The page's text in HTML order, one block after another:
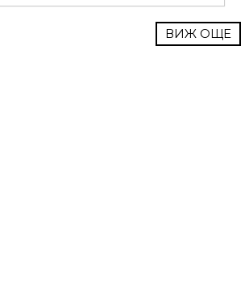
ВИЖ ОЩЕ